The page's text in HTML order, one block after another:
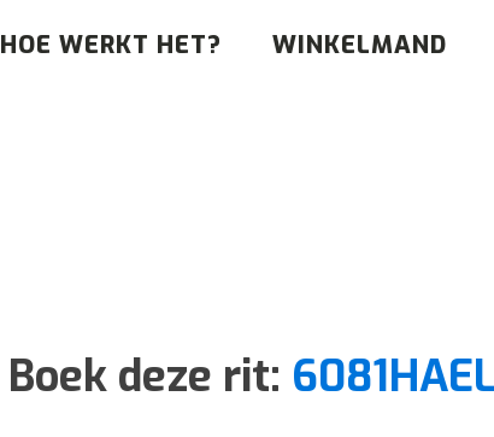
HOE WERKT HET? WINKELMAND
Boek deze rit: